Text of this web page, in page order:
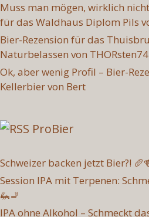
Muss man mögen, wirklich
für das Waldhaus Diplom Pils
Bier-Rezension für das
Naturbelassen von THORsten74
Ok, aber wenig Profil – Bier-
Kellerbier von Bert
ProBier
Schweizer backen jetzt Bier?!
Session IPA mit Terpenen:
🦗🚬
IPA ohne Alkohol – Schmeckt